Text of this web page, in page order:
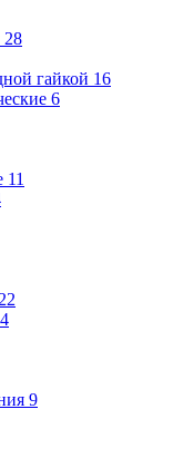
28
гайкой 16
6
11
22
4
9